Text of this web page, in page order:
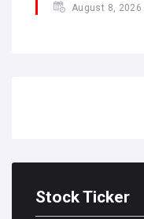
August 8, 2026
Stock Ticker